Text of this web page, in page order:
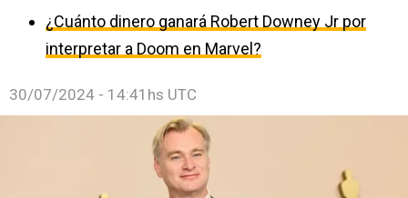
¿Cuánto dinero ganará Robert Downey Jr por
interpretar a Doom en Marvel?
30/07/2024 - 14:41hs UTC